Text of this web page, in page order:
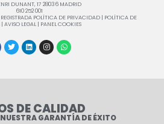
DUNANT, 17 28036 MADRID
610 252 001
POLÍTICA DE PRIVACIDAD
POLÍTICA DE
AVISO LEGAL PANEL COOKIES
DE CALIDAD
GARANTÍA DE ÉXITO